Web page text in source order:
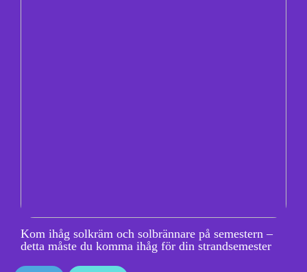
Kom ihåg solkräm och solbrännare på semestern –
detta måste du komma ihåg för din strandsemester